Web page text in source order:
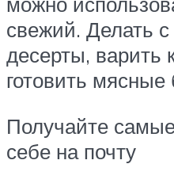
свежий. Делать
десерты, варить
готовить
Получайте
себе на почту